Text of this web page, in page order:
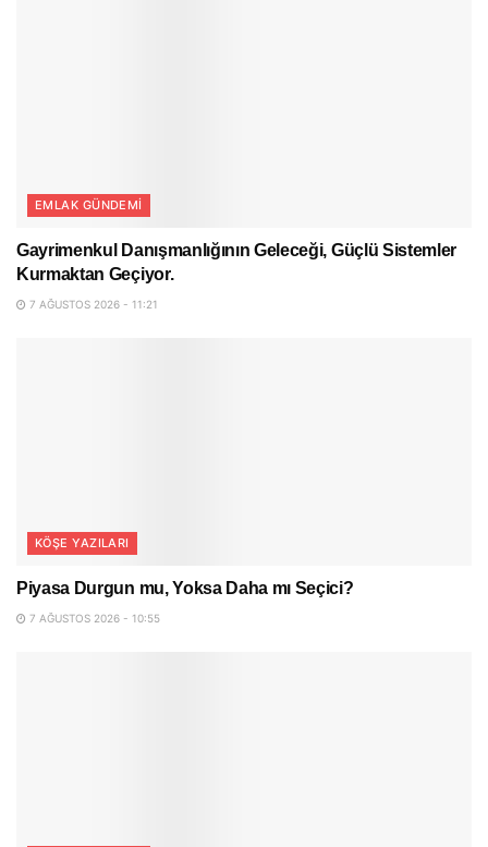
EMLAK GÜNDEMI
Gayrimenkul Danışmanlığının Geleceği, Güçlü Sistemler
Kurmaktan Geçiyor.
7 AĞUSTOS 2026 - 11:21
KÖŞE YAZILARI
Piyasa Durgun mu, Yoksa Daha mı Seçici?
7 AĞUSTOS 2026 - 10:55